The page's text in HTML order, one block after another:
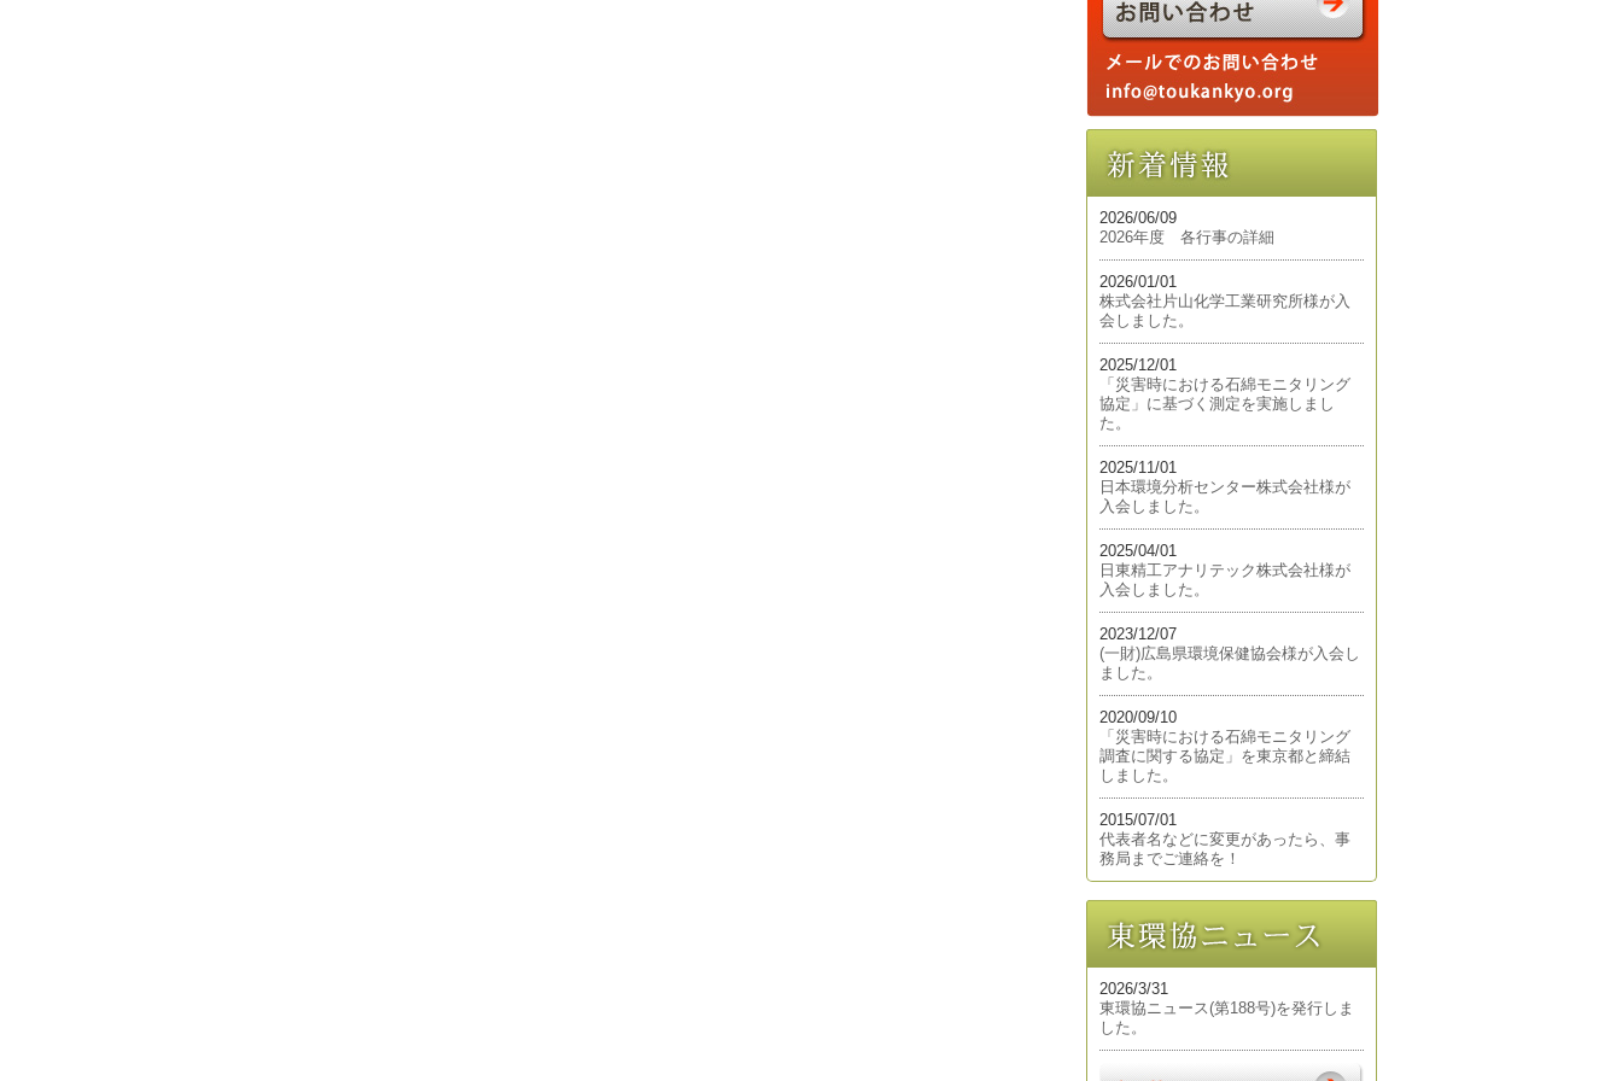
2026/06/09
2026年度 各行事の詳細
2026/01/01
株式会社片山化学工業研究所様が入
会しました。
2025/12/01
「災害時における石綿モニタリング
協定」に基づく測定を実施しまし
た。
2025/11/01
日本環境分析センター株式会社様が
入会しました。
2025/04/01
日東精工アナリテック株式会社様が
入会しました。
2023/12/07
(一財)広島県環境保健協会様が入会し
ました。
2020/09/10
「災害時における石綿モニタリング
調査に関する協定」を東京都と締結
しました。
2015/07/01
代表者名などに変更があったら、事
務局までご連絡を！
2026/3/31
東環協ニュース(第188号)を発行しま
した。